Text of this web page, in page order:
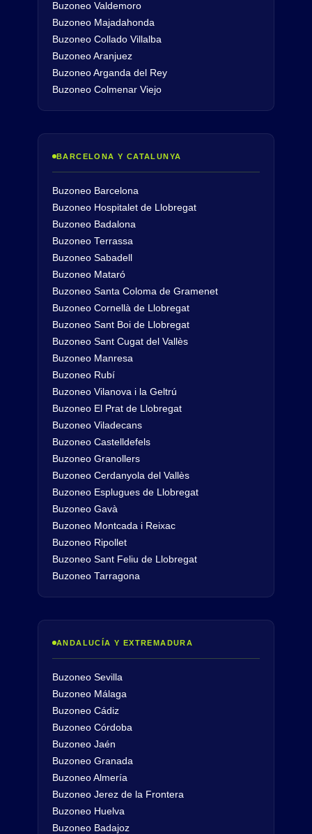
Buzoneo Valdemoro
Buzoneo Majadahonda
Buzoneo Collado Villalba
Buzoneo Aranjuez
Buzoneo Arganda del Rey
Buzoneo Colmenar Viejo
BARCELONA Y CATALUNYA
Buzoneo Barcelona
Buzoneo Hospitalet de Llobregat
Buzoneo Badalona
Buzoneo Terrassa
Buzoneo Sabadell
Buzoneo Mataró
Buzoneo Santa Coloma de Gramenet
Buzoneo Cornellà de Llobregat
Buzoneo Sant Boi de Llobregat
Buzoneo Sant Cugat del Vallès
Buzoneo Manresa
Buzoneo Rubí
Buzoneo Vilanova i la Geltrú
Buzoneo El Prat de Llobregat
Buzoneo Viladecans
Buzoneo Castelldefels
Buzoneo Granollers
Buzoneo Cerdanyola del Vallès
Buzoneo Esplugues de Llobregat
Buzoneo Gavà
Buzoneo Montcada i Reixac
Buzoneo Ripollet
Buzoneo Sant Feliu de Llobregat
Buzoneo Tarragona
ANDALUCÍA Y EXTREMADURA
Buzoneo Sevilla
Buzoneo Málaga
Buzoneo Cádiz
Buzoneo Córdoba
Buzoneo Jaén
Buzoneo Granada
Buzoneo Almería
Buzoneo Jerez de la Frontera
Buzoneo Huelva
Buzoneo Badajoz